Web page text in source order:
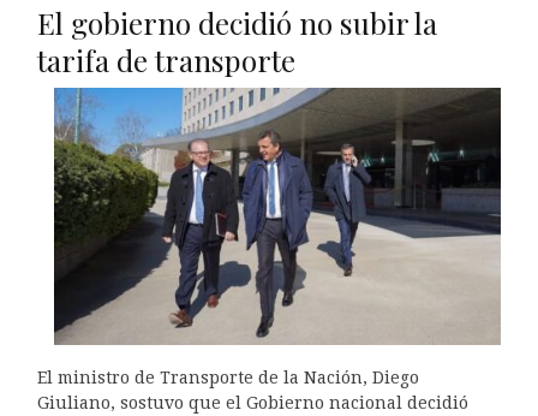
El gobierno decidió no subir la
tarifa de transporte
El ministro de Transporte de la Nación, Diego
Giuliano, sostuvo que el Gobierno nacional decidió